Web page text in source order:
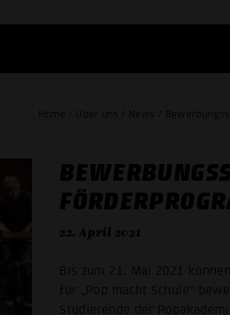
Home / Über uns / News /
22. April 2021
Bis zum 21. Mai 2021
für „Pop macht Schule“
Studierende der